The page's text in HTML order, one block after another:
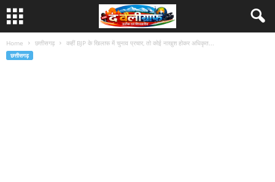
Home छत्तीसगढ़ कहीं BJP के खिलाफ में चुनाव प्रचार, तो कोई नाखुश होकर अधिकृत...
छत्तीसगढ़